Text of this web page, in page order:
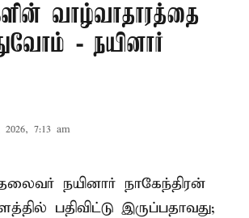
வாழ்வாதாரத்தை
- நயினார்
7:13 am
நயினார் நாகேந்திரன்
பதிவிட்டு இருப்பதாவது;